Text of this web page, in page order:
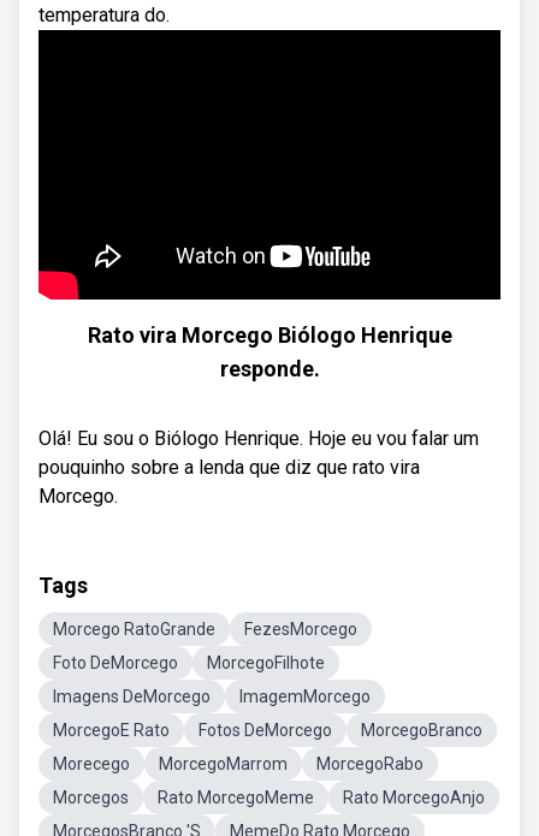
temperatura do.
Rato vira Morcego Biólogo Henrique
responde.
Olá! Eu sou o Biólogo Henrique. Hoje eu vou falar um
pouquinho sobre a lenda que diz que rato vira
Morcego.
Tags
Morcego RatoGrande
FezesMorcego
Foto DeMorcego
MorcegoFilhote
Imagens DeMorcego
ImagemMorcego
MorcegoE Rato
Fotos DeMorcego
MorcegoBranco
Morecego
MorcegoMarrom
MorcegoRabo
Morcegos
Rato MorcegoMeme
Rato MorcegoAnjo
MorcegosBranco 'S
MemeDo Rato Morcego